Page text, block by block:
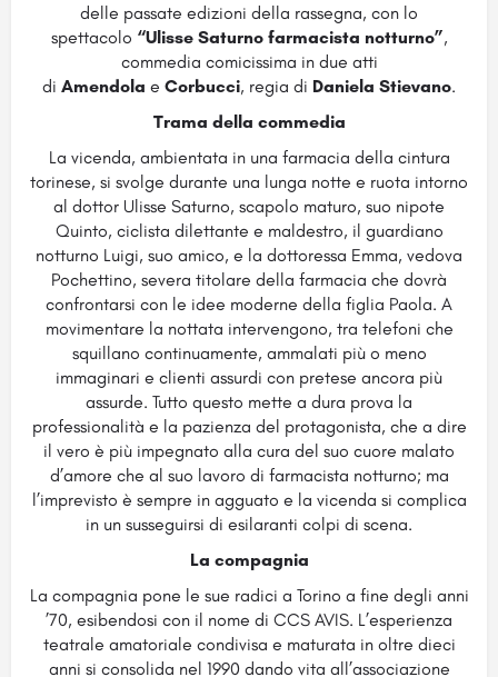
delle passate edizioni della rassegna, con lo
spettacolo “Ulisse Saturno farmacista notturno”,
commedia comicissima in due atti
di Amendola e Corbucci, regia di Daniela Stievano.
Trama della commedia
La vicenda, ambientata in una farmacia della cintura
torinese, si svolge durante una lunga notte e ruota intorno
al dottor Ulisse Saturno, scapolo maturo, suo nipote
Quinto, ciclista dilettante e maldestro, il guardiano
notturno Luigi, suo amico, e la dottoressa Emma, vedova
Pochettino, severa titolare della farmacia che dovrà
confrontarsi con le idee moderne della figlia Paola. A
movimentare la nottata intervengono, tra telefoni che
squillano continuamente, ammalati più o meno
immaginari e clienti assurdi con pretese ancora più
assurde. Tutto questo mette a dura prova la
professionalità e la pazienza del protagonista, che a dire
il vero è più impegnato alla cura del suo cuore malato
d’amore che al suo lavoro di farmacista notturno; ma
l’imprevisto è sempre in agguato e la vicenda si complica
in un susseguirsi di esilaranti colpi di scena.
La compagnia
La compagnia pone le sue radici a Torino a fine degli anni
’70, esibendosi con il nome di CCS AVIS. L’esperienza
teatrale amatoriale condivisa e maturata in oltre dieci
anni si consolida nel 1990 dando vita all’associazione